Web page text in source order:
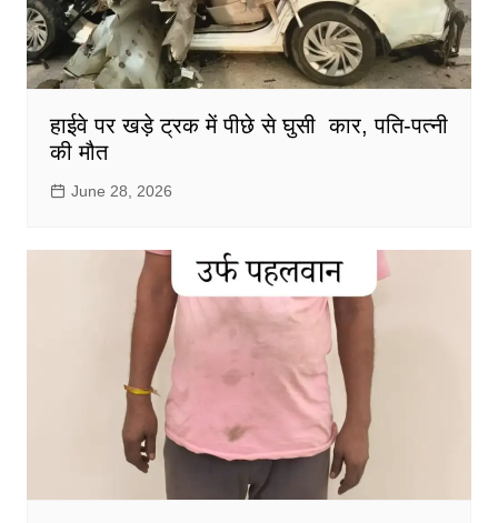
हाईवे पर खड़े ट्रक में पीछे से घुसी कार, पति-पत्नी
की मौत
June 28, 2026